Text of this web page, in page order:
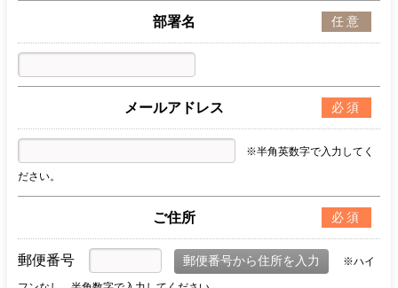
部署名 任意
メールアドレス 必須
※半角英数字で入力してく
ださい。
ご住所 必須
郵便番号 ※ハイ